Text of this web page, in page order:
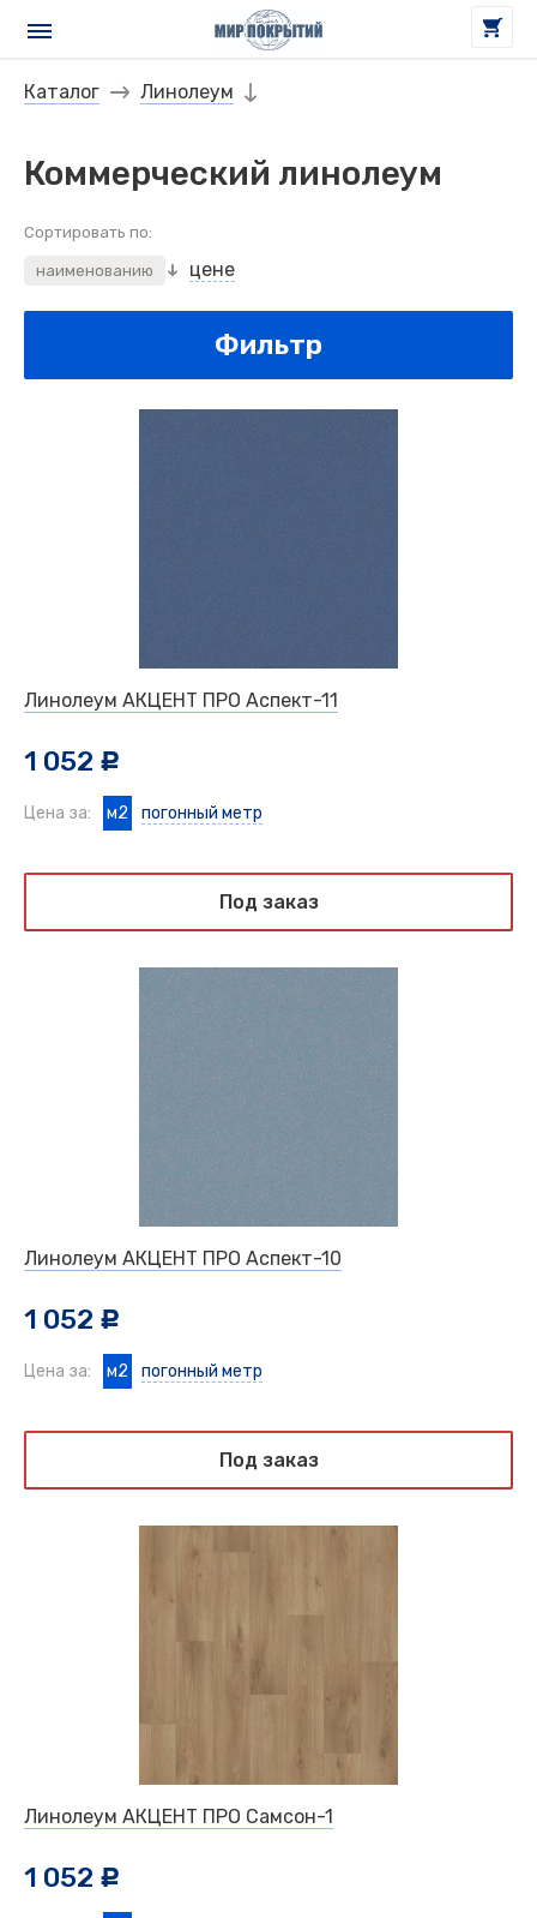
Каталог Линолеум
Коммерческий линолеум
Сортировать по:
наименованию цене
Фильтр
Линолеум АКЦЕНТ ПРО Аспект-11
1 052 c
Цена за: м2 погонный метр
Под заказ
Линолеум АКЦЕНТ ПРО Аспект-10
1 052 c
Цена за: м2 погонный метр
Под заказ
Линолеум АКЦЕНТ ПРО Самсон-1
1 052 c